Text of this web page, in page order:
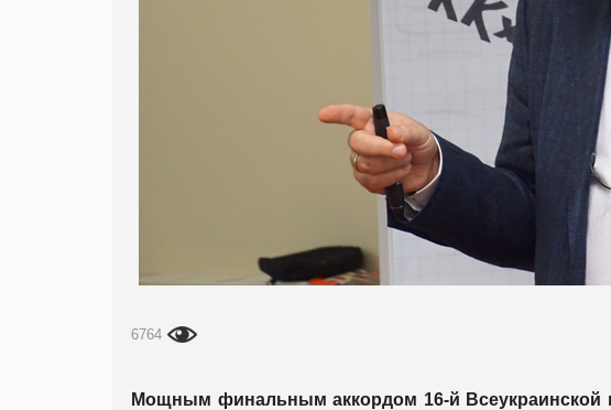
6764
Мощным финальным аккордом 16-й Всеукраинской